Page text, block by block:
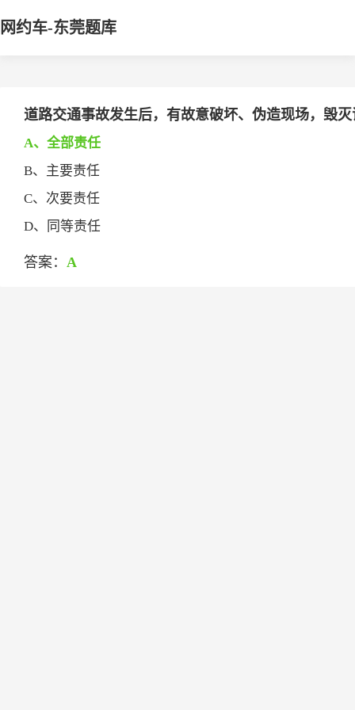
网约车-东莞题库
道路交通事故发生后，有故意破坏、伪造现场，毁
A、全部责任
B、主要责任
C、次要责任
D、同等责任
答案： A